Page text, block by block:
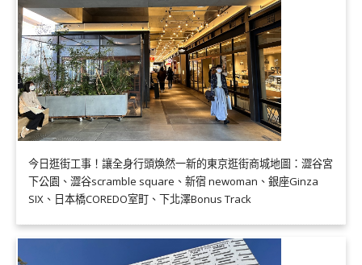
今日逛街工事！讓全身行頭煥然一新的東京逛街商城地圖：澀谷宮
下公園、澀谷scramble square、新宿 newoman、銀座Ginza
SIX、日本橋COREDO室町、下北澤Bonus Track